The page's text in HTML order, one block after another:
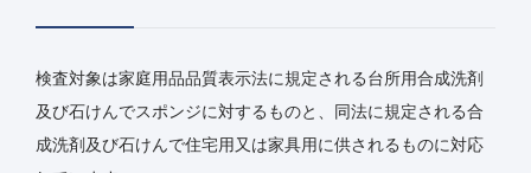
検査対象は家庭用品品質表示法に規定される台所用合成洗剤
及び石けんでスポンジに対するものと、同法に規定される合
成洗剤及び石けんで住宅用又は家具用に供されるものに対応